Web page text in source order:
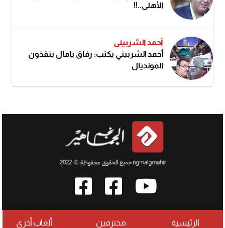
الأهلى..!!
أحمد الشربيني
أحمد الشربيني يكتب: رفاق يامال ينقذون
المونديال
الرئيسية محترفين ألعاب أخرى